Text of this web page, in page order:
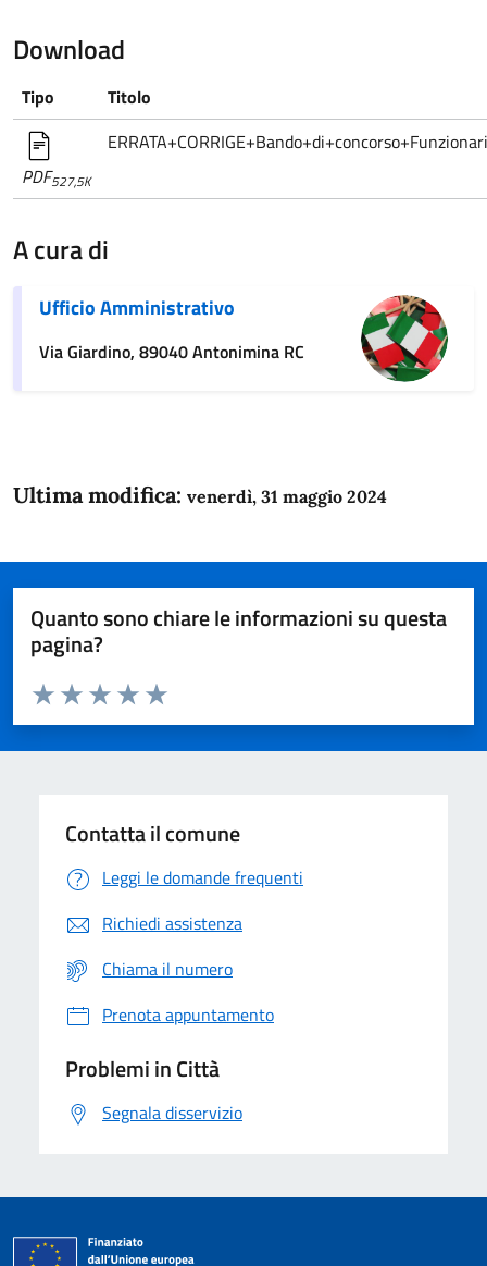
Download
Tipo Titolo
PDF527,5K
A cura di
Ufficio Amministrativo
Via Giardino, 89040 Antonimina RC
Ultima modifica: venerdì, 31 maggio 2024
Quanto sono chiare le informazioni su questa
pagina?
Domanda
Valuta da 1 a 5 stelle la pagina
Valuta 5 stelle su 5
Valuta 4 stelle su 5
Valuta 3 stelle su 5
Valuta 2 stelle su 5
Valuta 1 stelle su 5
Contatta il comune
Leggi le domande frequenti
Richiedi assistenza
Chiama il numero
Prenota appuntamento
Problemi in Città
Segnala disservizio